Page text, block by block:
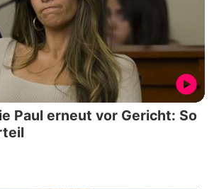
Paul erneut vor Gericht: So